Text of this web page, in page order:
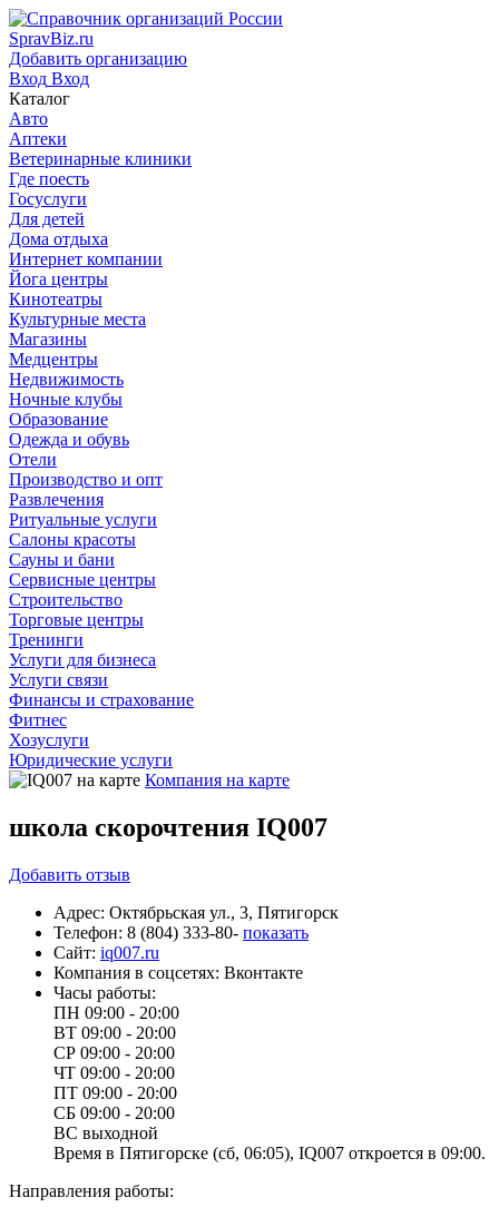
SpravBiz.ru
Добавить организацию
Вход Вход
Каталог
Авто
Аптеки
Ветеринарные клиники
Где поесть
Госуслуги
Для детей
Дома отдыха
Интернет компании
Йога центры
Кинотеатры
Культурные места
Магазины
Медцентры
Недвижимость
Ночные клубы
Образование
Одежда и обувь
Отели
Производство и опт
Развлечения
Ритуальные услуги
Салоны красоты
Сауны и бани
Сервисные центры
Строительство
Торговые центры
Тренинги
Услуги для бизнеса
Услуги связи
Финансы и страхование
Фитнес
Хозуслуги
Юридические услуги
Компания на карте
школа скорочтения IQ007
Добавить отзыв
Адрес: Октябрьская ул., 3, Пятигорск
Телефон: 8 (804) 333-80- показать
Сайт: iq007.ru
Компания в соцсетях: Вконтакте
Часы работы:
ПН 09:00 - 20:00
ВТ 09:00 - 20:00
СР 09:00 - 20:00
ЧТ 09:00 - 20:00
ПТ 09:00 - 20:00
СБ 09:00 - 20:00
ВС выходной
Время в Пятигорске (сб, 06:05), IQ007 откроется в 09:00.
Направления работы: